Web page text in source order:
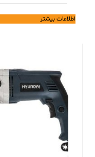
اطلاعات بیشتر